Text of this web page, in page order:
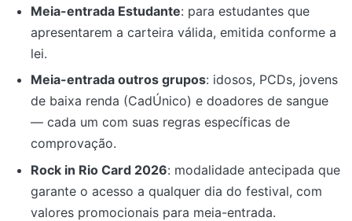
Meia-entrada Estudante: para estudantes que
apresentarem a carteira válida, emitida conforme a
lei.
Meia-entrada outros grupos: idosos, PCDs, jovens
de baixa renda (CadÚnico) e doadores de sangue
— cada um com suas regras específicas de
comprovação.
Rock in Rio Card 2026: modalidade antecipada que
garante o acesso a qualquer dia do festival, com
valores promocionais para meia-entrada.